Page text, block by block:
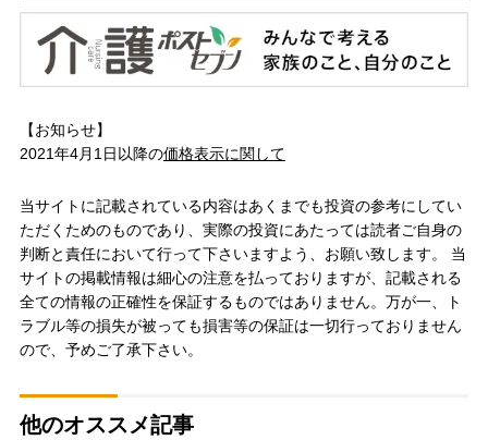
【お知らせ】
2021年4月1日以降の価格表示に関して
当サイトに記載されている内容はあくまでも投資の参考にしてい
ただくためのものであり、実際の投資にあたっては読者ご自身の
判断と責任において行って下さいますよう、お願い致します。 当
サイトの掲載情報は細心の注意を払っておりますが、記載される
全ての情報の正確性を保証するものではありません。万が一、ト
ラブル等の損失が被っても損害等の保証は一切行っておりません
ので、予めご了承下さい。
他のオススメ記事